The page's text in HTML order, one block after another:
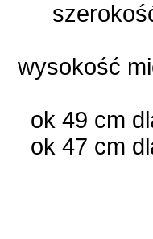
wysokość
ok 49 cm
ok 47 cm